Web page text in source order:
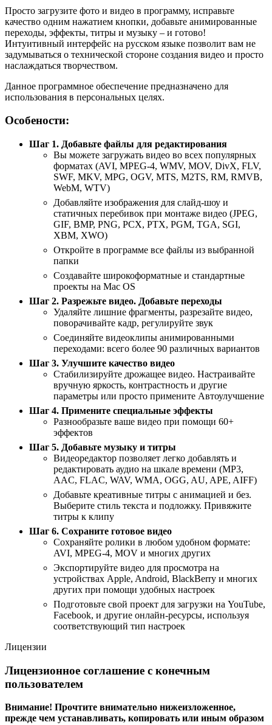
Просто загрузите фото и видео в программу, исправьте
качество одним нажатием кнопки, добавьте анимированные
переходы, эффекты, титры и музыку – и готово!
Интуитивный интерфейс на русском языке позволит вам не
задумываться о технической стороне создания видео и просто
наслаждаться творчеством.
Данное программное обеспечение предназначено для
использования в персональных целях.
Особености:
Шаг 1. Добавьте файлы для редактирования
Вы можете загружать видео во всех популярных
форматах (AVI, MPEG-4, WMV, MOV, DivX, FLV,
SWF, MKV, MPG, OGV, MTS, M2TS, RM, RMVB,
WebM, WTV)
Добавляйте изображения для слайд-шоу и
статичных перебивок при монтаже видео (JPEG,
GIF, BMP, PNG, PCX, PTX, PGM, TGA, SGI,
XBM, XWO)
Откройте в программе все файлы из выбранной
папки
Создавайте широкоформатные и стандартные
проекты на Mac OS
Шаг 2. Разрежьте видео. Добавьте переходы
Удаляйте лишние фрагменты, разрезайте видео,
поворачивайте кадр, регулируйте звук
Соединяйте видеоклипы анимированными
переходами: всего более 90 различных вариантов
Шаг 3. Улучшите качество видео
Стабилизируйте дрожащее видео. Настраивайте
вручную яркость, контрастность и другие
параметры или просто примените Автоулучшение
Шаг 4. Примените специальные эффекты
Разнообразьте ваше видео при помощи 60+
эффектов
Шаг 5. Добавьте музыку и титры
Видеоредактор позволяет легко добавлять и
редактировать аудио на шкале времени (MP3,
AAC, FLAC, WAV, WMA, OGG, AU, APE, AIFF)
Добавьте креативные титры с анимацией и без.
Выберите стиль текста и подложку. Привяжите
титры к клипу
Шаг 6. Сохраните готовое видео
Сохраняйте ролики в любом удобном формате:
AVI, MPEG-4, MOV и многих других
Экспортируйте видео для просмотра на
устройствах Apple, Android, BlackBerry и многих
других при помощи удобных настроек
Подготовьте свой проект для загрузки на YouTube,
Facebook, и другие онлайн-ресурсы, используя
соответствующий тип настроек
Лицензии
Лицензионное соглашение с конечным
пользователем
Внимание! Прочтите внимательно нижеизложенное,
прежде чем устанавливать, копировать или иным образом